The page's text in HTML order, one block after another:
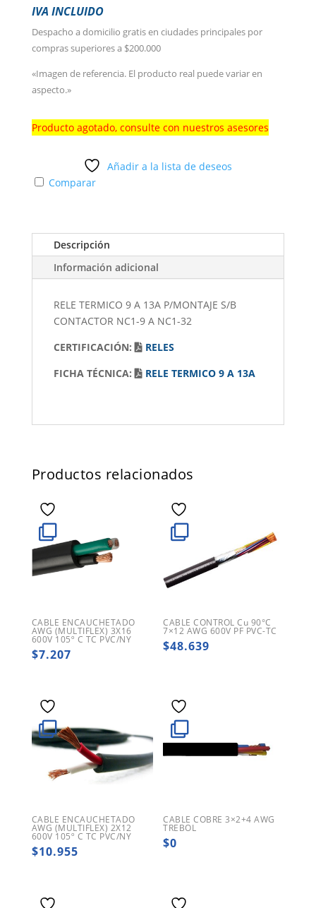
IVA INCLUIDO
Despacho a domicilio gratis en ciudades principales por
compras superiores a $200.000
«Imagen de referencia. El producto real puede variar en
aspecto.»
Producto agotado, consulte con nuestros asesores
Añadir a la lista de deseos
Comparar
Descripción
Información adicional
RELE TERMICO 9 A 13A P/MONTAJE S/B
CONTACTOR NC1-9 A NC1-32
CERTIFICACIÓN:
RELES
FICHA TÉCNICA:
RELE TERMICO 9 A 13A
Productos relacionados
CABLE ENCAUCHETADO
AWG (MULTIFLEX) 3X16
600V 105º C TC PVC/NY
$7.207
CABLE CONTROL Cu 90°C
7×12 AWG 600V PF PVC-TC
$48.639
CABLE ENCAUCHETADO
AWG (MULTIFLEX) 2X12
600V 105º C TC PVC/NY
$10.955
CABLE COBRE 3×2+4 AWG
TREBOL
$0